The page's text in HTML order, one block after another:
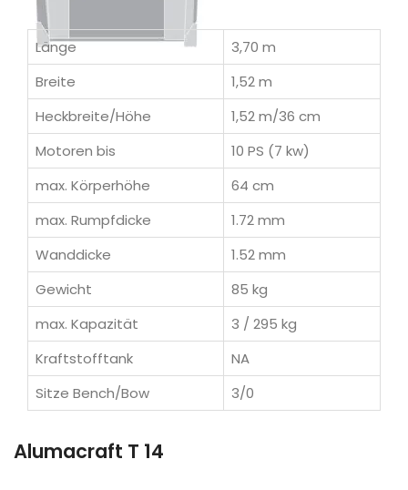
Länge
3,70 m
Breite
1,52 m
Heckbreite/Höhe
1,52 m/36 cm
Motoren bis
10 PS (7 kw)
max. Körperhöhe
64 cm
max. Rumpfdicke
1.72 mm
Wanddicke
1.52 mm
Gewicht
85 kg
max. Kapazität
3 / 295 kg
Kraftstofftank
NA
Sitze Bench/Bow
3/0
Alumacraft T 14